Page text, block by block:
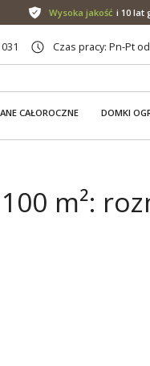
Wysoka jakość i 10 lat
Czas pracy: Pn-Pt
CAŁOROCZNE DOMKI
m²: